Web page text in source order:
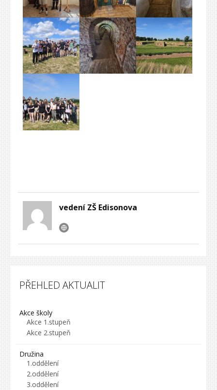
vedení ZŠ Edisonova
PŘEHLED AKTUALIT
Akce školy
Akce 1.stupeň
Akce 2.stupeň
Družina
1.oddělení
2.oddělení
3.oddělení